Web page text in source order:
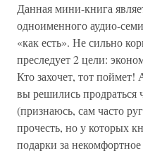
Данная мини-книга
одноименного аудио-
«как есть». Не сильно
преследует 2 цели:
Кто захочет, тот
вы решились продраться
(признаюсь, сам часто
прочесть, но у которых
подарки за